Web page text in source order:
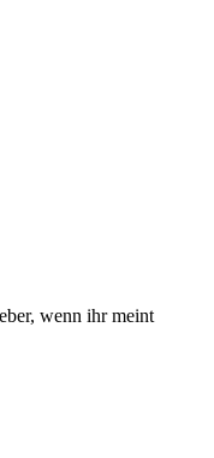
wenn ihr meint